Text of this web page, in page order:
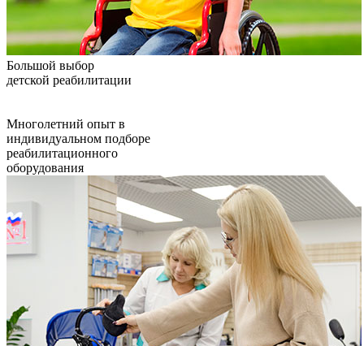
Большой выбор
детской реабилитации
Многолетний опыт в
индивидуальном подборе
реабилитационного
оборудования